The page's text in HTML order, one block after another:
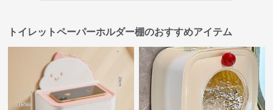
トイレットペーパーホルダー棚のおすすめアイテム